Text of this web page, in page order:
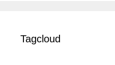
Tagcloud